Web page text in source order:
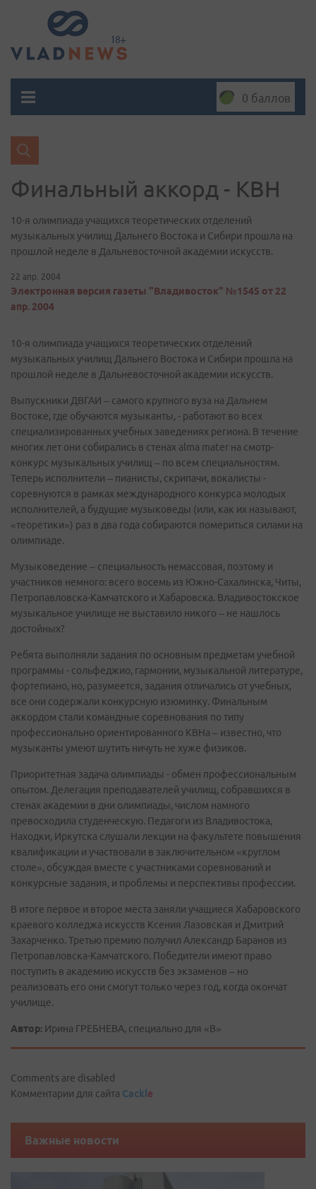
0 баллов
Финальный аккорд - КВН
10-я олимпиада учащихся теоретических отделений
музыкальных училищ Дальнего Востока и Сибири прошла на
прошлой неделе в Дальневосточной академии искусств.
22 апр. 2004
Электронная версия газеты "Владивосток" №1545 от 22
апр. 2004
10-я олимпиада учащихся теоретических отделений
музыкальных училищ Дальнего Востока и Сибири прошла на
прошлой неделе в Дальневосточной академии искусств.
Выпускники ДВГАИ – самого крупного вуза на Дальнем
Востоке, где обучаются музыканты, - работают во всех
специализированных учебных заведениях региона. В течение
многих лет они собирались в стенах аlma mater на смотр-
конкурс музыкальных училищ – по всем специальностям.
Теперь исполнители – пианисты, скрипачи, вокалисты -
соревнуются в рамках международного конкурса молодых
исполнителей, а будущие музыковеды (или, как их называют,
«теоретики») раз в два года собираются помериться силами на
олимпиаде.
Музыковедение – специальность немассовая, поэтому и
участников немного: всего восемь из Южно-Сахалинска, Читы,
Петропавловска-Камчатского и Хабаровска. Владивостокское
музыкальное училище не выставило никого – не нашлось
достойных?
Ребята выполняли задания по основным предметам учебной
программы - сольфеджио, гармонии, музыкальной литературе,
фортепиано, но, разумеется, задания отличались от учебных,
все они содержали конкурсную изюминку. Финальным
аккордом стали командные соревнования по типу
профессионально ориентированного КВНа – известно, что
музыканты умеют шутить ничуть не хуже физиков.
Приоритетная задача олимпиады - обмен профессиональным
опытом. Делегация преподавателей училищ, собравшихся в
стенах академии в дни олимпиады, числом намного
превосходила студенческую. Педагоги из Владивостока,
Находки, Иркутска слушали лекции на факультете повышения
квалификации и участвовали в заключительном «круглом
столе», обсуждая вместе с участниками соревнований и
конкурсные задания, и проблемы и перспективы профессии.
В итоге первое и второе места заняли учащиеся Хабаровского
краевого колледжа искусств Ксения Лазовская и Дмитрий
Захарченко. Третью премию получил Александр Баранов из
Петропавловска-Камчатского. Победители имеют право
поступить в академию искусств без экзаменов – но
реализовать его они смогут только через год, когда окончат
училище.
Автор: Ирина ГРЕБНЕВА, специально для «В»
Comments are disabled
Комментарии для сайта Cackle
Важные новости